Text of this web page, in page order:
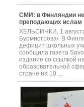
СМИ: в Финляндии не
преподающих ислам
ХЕЛЬСИНКИ, 1
Бурмистрова/. В
дефицит школьных
сообщила газета
издание со ссылкой
образовательной
стране на 10 ...